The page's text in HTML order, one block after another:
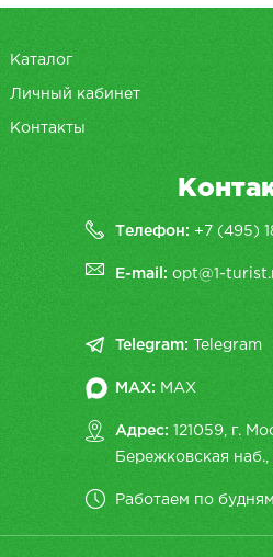
Каталог
Личный кабинет
Контакты
Телефон: +7 (495)
E-mail:opt@1-
Telegram: Telegram
MAX: MAX
Адрес: 121059, г.
Бережковская
Работаем по